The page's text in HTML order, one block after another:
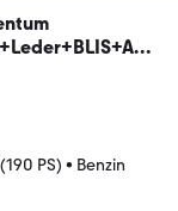
PS) • Benzin